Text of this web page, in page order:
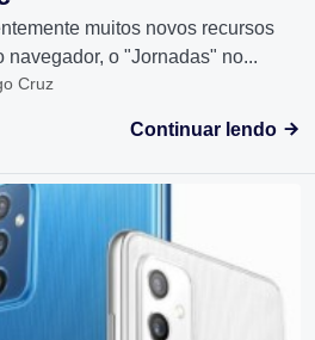
muitos novos recursos
o "Jornadas" no...
Cruz
Continuar lendo